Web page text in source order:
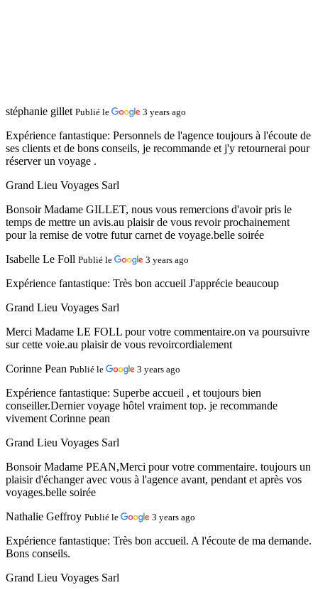
stéphanie gillet Publié le 3 years ago
Expérience fantastique: Personnels de l'agence toujours à l'écoute de
ses clients et de bons conseils, je recommande et j'y retournerai pour
réserver un voyage .
Grand Lieu Voyages Sarl
Bonsoir Madame GILLET, nous vous remercions d'avoir pris le
temps de mettre un avis.au plaisir de vous revoir prochainement
pour la remise de votre futur carnet de voyage.belle soirée
Isabelle Le Foll Publié le 3 years ago
Expérience fantastique: Très bon accueil J'apprécie beaucoup
Grand Lieu Voyages Sarl
Merci Madame LE FOLL pour votre commentaire.on va poursuivre
sur cette voie.au plaisir de vous revoircordialement
Corinne Pean Publié le 3 years ago
Expérience fantastique: Superbe accueil , et toujours bien
conseiller.Dernier voyage hôtel vraiment top. je recommande
vivement Corinne pean
Grand Lieu Voyages Sarl
Bonsoir Madame PEAN,Merci pour votre commentaire. toujours un
plaisir d'échanger avec vous à l'agence avant, pendant et après vos
voyages.belle soirée
Nathalie Geffroy Publié le 3 years ago
Expérience fantastique: Très bon accueil. A l'écoute de ma demande.
Bons conseils.
Grand Lieu Voyages Sarl